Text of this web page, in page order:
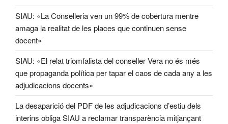
SIAU: «La Conselleria ven un 99% de cobertura mentre
amaga la realitat de les places que continuen sense
docent»
SIAU: «El relat triomfalista del conseller Vera no és més
que propaganda política per tapar el caos de cada any a les
adjudicacions docents»
La desaparició del PDF de les adjudicacions d’estiu dels
interins obliga SIAU a reclamar transparència mitjançant